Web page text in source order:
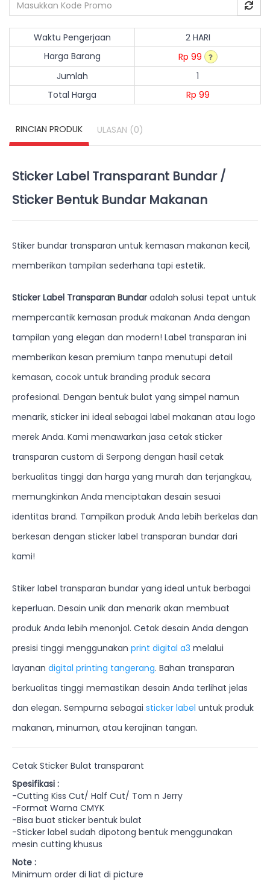
Waktu Pengerjaan
2 HARI
Harga Barang
Rp 99
Jumlah
1
Total Harga
Rp 99
RINCIAN PRODUK ULASAN (0)
Sticker Label Transparant Bundar /
Sticker Bentuk Bundar Makanan
Stiker bundar transparan untuk kemasan makanan kecil,
memberikan tampilan sederhana tapi estetik.
Sticker Label Transparan Bundar adalah solusi tepat untuk
mempercantik kemasan produk makanan Anda dengan
tampilan yang elegan dan modern! Label transparan ini
memberikan kesan premium tanpa menutupi detail
kemasan, cocok untuk branding produk secara
profesional. Dengan bentuk bulat yang simpel namun
menarik, sticker ini ideal sebagai label makanan atau logo
merek Anda. Kami menawarkan jasa cetak sticker
transparan custom di Serpong dengan hasil cetak
berkualitas tinggi dan harga yang murah dan terjangkau,
memungkinkan Anda menciptakan desain sesuai
identitas brand. Tampilkan produk Anda lebih berkelas dan
berkesan dengan sticker label transparan bundar dari
kami!
Stiker label transparan bundar yang ideal untuk berbagai
keperluan. Desain unik dan menarik akan membuat
produk Anda lebih menonjol. Cetak desain Anda dengan
presisi tinggi menggunakan print digital a3 melalui
layanan digital printing tangerang. Bahan transparan
berkualitas tinggi memastikan desain Anda terlihat jelas
dan elegan. Sempurna sebagai sticker label untuk produk
makanan, minuman, atau kerajinan tangan.
Cetak Sticker Bulat transparant
Spesifikasi :
-Cutting Kiss Cut/ Half Cut/ Tom n Jerry
-Format Warna CMYK
-Bisa buat sticker bentuk bulat
-Sticker label sudah dipotong bentuk menggunakan
mesin cutting khusus
Note :
Minimum order di liat di picture